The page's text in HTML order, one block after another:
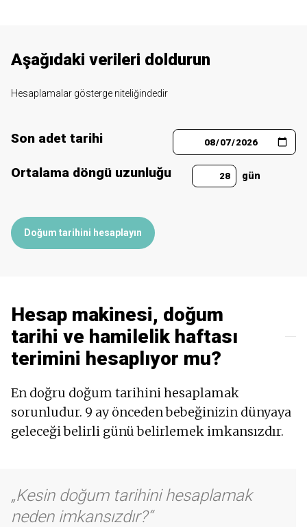
Aşağıdaki verileri doldurun
Hesaplamalar gösterge niteliğindedir
Son adet tarihi
Ortalama döngü uzunluğu gün
Doğum tarihini hesaplayın
Hesap makinesi, doğum
tarihi ve hamilelik haftası
terimini hesaplıyor mu?
En doğru doğum tarihini hesaplamak
sorunludur. 9 ay önceden bebeğinizin dünyaya
geleceği belirli günü belirlemek imkansızdır.
Kesin doğum tarihini hesaplamak
neden imkansızdır?